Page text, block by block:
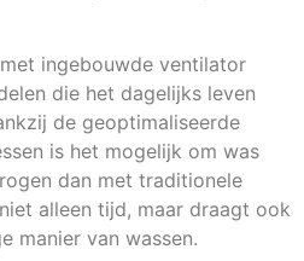
ingebouwde ventilator
die het dagelijks leven
de geoptimaliseerde
is het mogelijk om was
dan met traditionele
alleen tijd, maar draagt ook
manier van wassen.